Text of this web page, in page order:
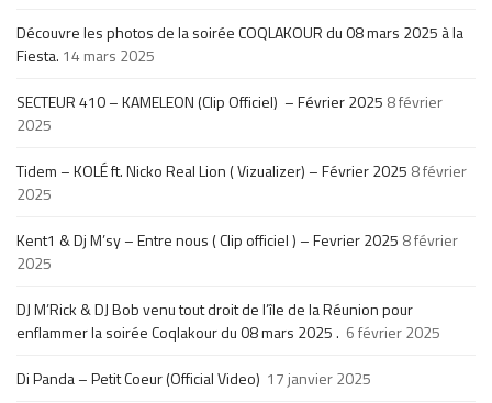
Découvre les photos de la soirée COQLAKOUR du 08 mars 2025 à la
Fiesta. 14 mars 2025
SECTEUR 410 – KAMELEON (Clip Officiel) – Février 2025 8 février
2025
Tidem – KOLÉ ft. Nicko Real Lion ( Vizualizer) – Février 2025 8 février
2025
Kent1 & Dj M’sy – Entre nous ( Clip officiel ) – Fevrier 2025 8 février
2025
DJ M’Rick & DJ Bob venu tout droit de l’île de la Réunion pour
enflammer la soirée Coqlakour du 08 mars 2025 . 6 février 2025
Di Panda – Petit Coeur (Official Video) 17 janvier 2025